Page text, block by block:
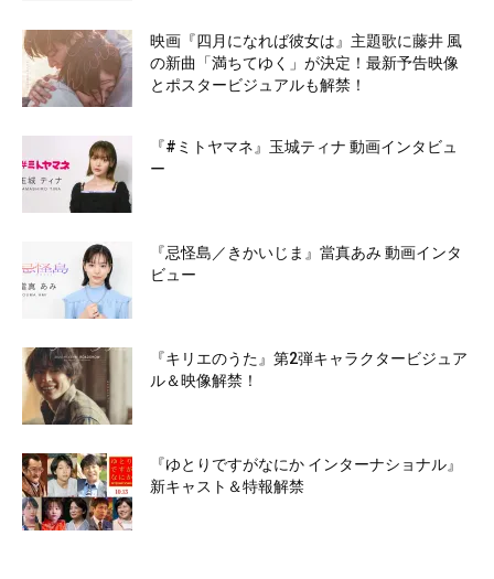
映画『四月になれば彼女は』主題歌に藤井 風
の新曲「満ちてゆく」が決定！最新予告映像
とポスタービジュアルも解禁！
『#ミトヤマネ』玉城ティナ 動画インタビュ
ー
『忌怪島／きかいじま』當真あみ 動画インタ
ビュー
『キリエのうた』第2弾キャラクタービジュア
ル＆映像解禁！
『ゆとりですがなにか インターナショナル』
新キャスト＆特報解禁